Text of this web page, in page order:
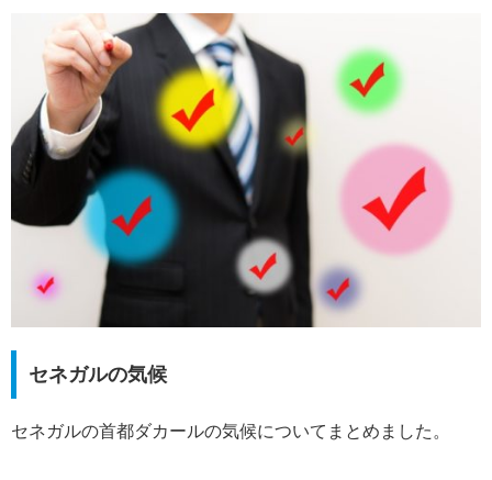
セネガルの気候
セネガルの首都ダカールの気候についてまとめました。